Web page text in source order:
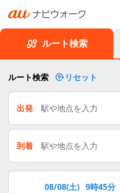
ルート検索
ルート検索 リセット
出発 駅や地点を入力
到着 駅や地点を入力
08/08(土) 9時45分